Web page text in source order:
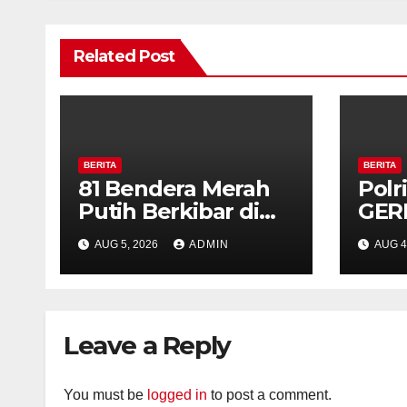
Related Post
BERITA
81 Bendera Merah
Putih Berkibar di
MIN 3 Semarang,
Bhabinkamtibmas
Desa Timpik Hadiri
AUG 5, 2026 ADMIN
BERITA
AUG
Leave a Reply
You must be logged in to post a comment.